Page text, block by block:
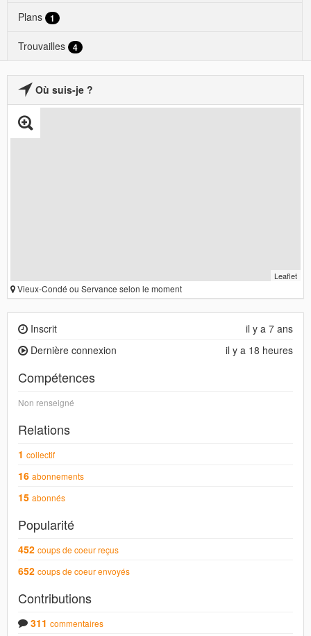
Plans 1
Trouvailles 4
Où suis-je ?
Leaflet
Vieux-Condé ou Servance selon le moment
il y a 7 ans
Inscrit
il y a 18 heures
Dernière connexion
Compétences
Non renseigné
Relations
1 collectif
16 abonnements
15 abonnés
Popularité
452 coups de coeur reçus
652 coups de coeur envoyés
Contributions
311 commentaires